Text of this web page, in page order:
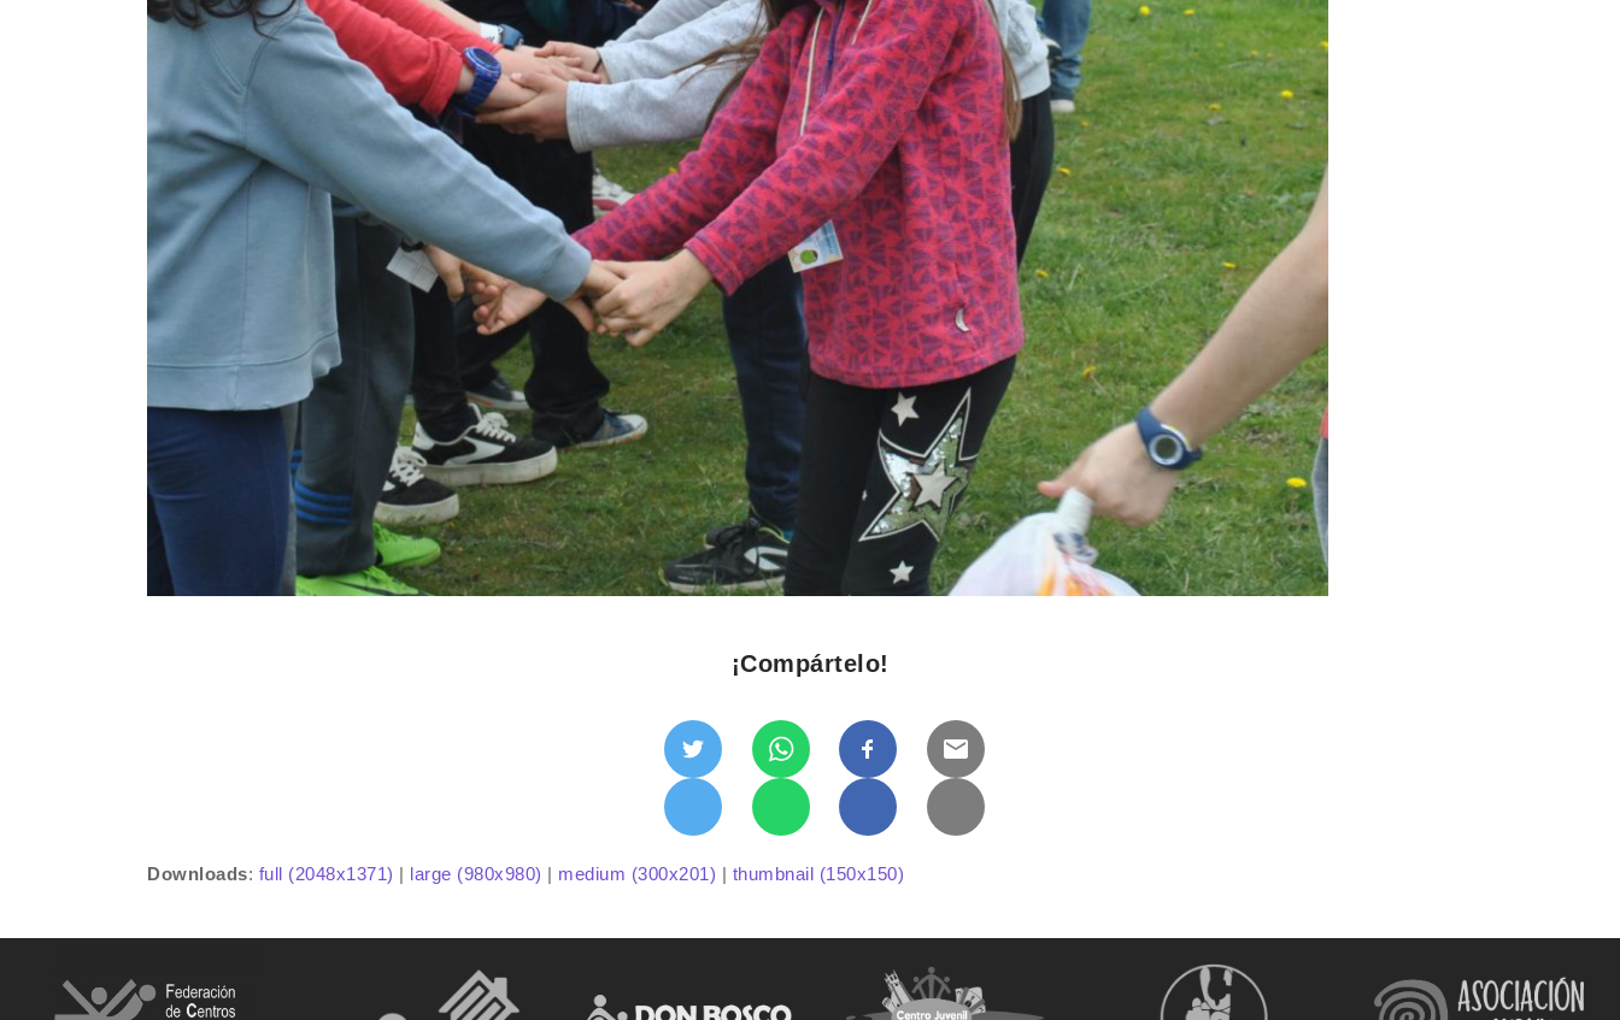
¡Compártelo!
Downloads: full (2048x1371) | large (980x980) | medium (300x201) | thumbnail (150x150)